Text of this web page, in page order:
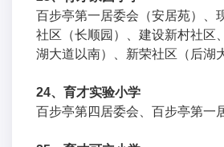
百步亭第一居委会（安居苑）、
社区（长顺园）、建设新村社区
湖大道以南）、新荣社区（后湖
24、育才实验小学
百步亭第四居委会、百步亭第一